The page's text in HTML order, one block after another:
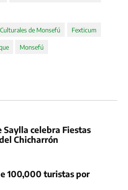
de Monsefú Fexticum
Monsefú
celebra Fiestas
Chicharrón
100,000 turistas por